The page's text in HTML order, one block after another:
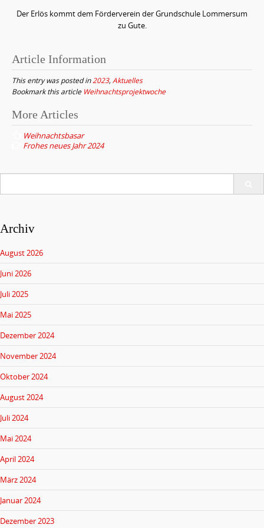
Der Erlös kommt dem Förderverein der Grundschule Lommersum
zu Gute.
Article Information
This entry was posted in2023,Aktuelles
Bookmark this article Weihnachtsprojektwoche
P
t
n
v
g
a
t
i
o
n
More Articles
Weihnachtsbasar
Frohes neues Jahr 2024
c
f
o
r
:
Archiv
August 2026
Juni 2026
Juli 2025
Mai 2025
Dezember 2024
November 2024
Oktober 2024
August 2024
Juli 2024
Mai 2024
April 2024
März 2024
Januar 2024
Dezember 2023